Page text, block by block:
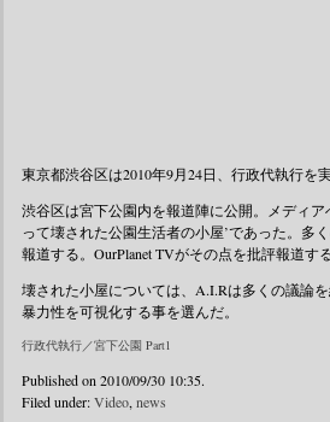
東京都渋谷区は2010年9月24日、行政代執行
渋谷区は宮下公園内を報道陣に公開。メディ
って壊された公園生活者の小屋’であった。多
報道する。OurPlanet TVがその点を批評報道する
壊された小屋については、A.I.Rは多くの議論
暴力性を可視化する事を選んだ。
行政代執行／宮下公園 Part1
Published on 2010/09/30 10:35.
Filed under:Video, news